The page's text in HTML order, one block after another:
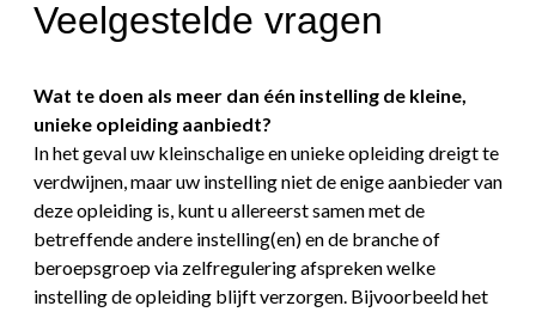
Veelgestelde vragen
Wat te doen als meer dan één instelling de kleine,
unieke opleiding aanbiedt?
In het geval uw kleinschalige en unieke opleiding dreigt te
verdwijnen, maar uw instelling niet de enige aanbieder van
deze opleiding is, kunt u allereerst samen met de
betreffende andere instelling(en) en de branche of
beroepsgroep via zelfregulering afspreken welke
instelling de opleiding blijft verzorgen. Bijvoorbeeld het